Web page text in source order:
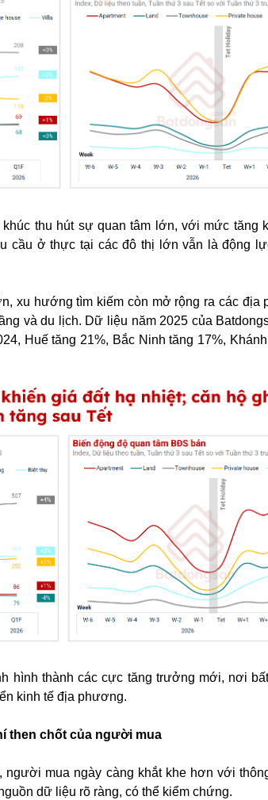
thu hút sự quan tâm lớn, với mức tăng
cầu ở thực tại các đô thị lớn vẫn là động
xu hướng tìm kiếm còn mở rộng ra các địa
và du lịch. Dữ liệu năm 2025 của
Huế tăng 21%, Bắc Ninh tăng 17%,
hình thành các cực tăng trưởng mới, nơi
kinh tế địa phương.
then chốt của người mua
người mua ngày càng khắt khe hơn với
dữ liệu rõ ràng, có thể kiểm chứng.